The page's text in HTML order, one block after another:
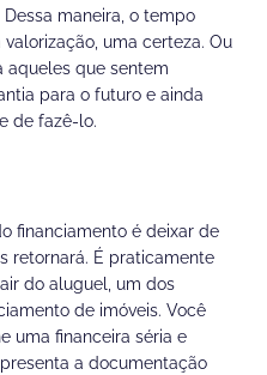
maneira, o tempo
uma certeza. Ou
aqueles que sentem
para o futuro e ainda
de fazê-lo.
financiamento é deixar de
retornará. É praticamente
do aluguel, um dos
de imóveis. Você
uma financeira séria e
a documentação